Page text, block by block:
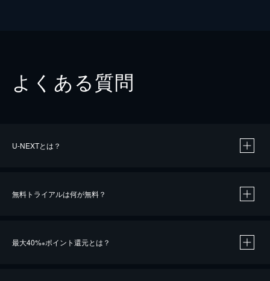
よくある質問
U-NEXTとは？
無料トライアルは何が無料？
最大40%※ポイント還元とは？